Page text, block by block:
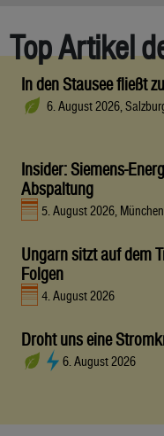
Top Artikel
In den Stausee fließt
6. August 2026,
Insider: Siemens-
Abspaltung
5. August 2026, München
Ungarn sitzt auf dem
Folgen
4. August 2026
Droht uns eine
6. August 2026